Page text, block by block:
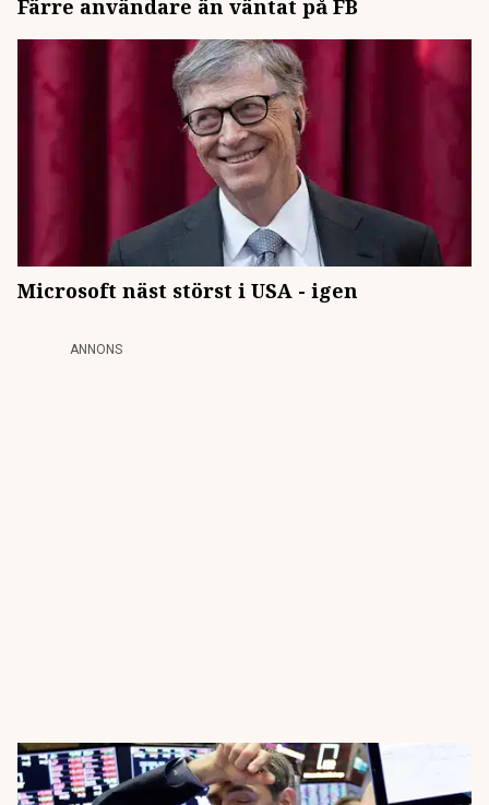
Färre användare än väntat på FB
Microsoft näst störst i USA - igen
ANNONS